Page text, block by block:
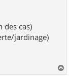
des cas)
jardinage)